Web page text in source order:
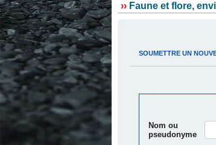
›› Faune et flore,
..
SOUMETTRE UN
Nom ou
pseudonyme